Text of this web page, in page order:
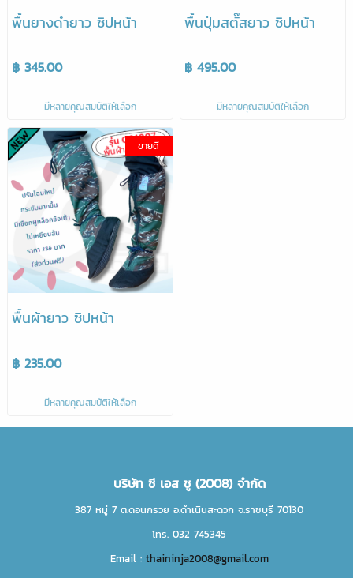
พื้นยางดำยาว ซิปหน้า
฿ 345.00
มีหลายคุณสมบัติให้เลือก
พื้นปุ่มสตั๊สยาว ซิปหน้า
฿ 495.00
มีหลายคุณสมบัติให้เลือก
ขายดี
พื้นผ้ายาว ซิปหน้า
฿ 235.00
มีหลายคุณสมบัติให้เลือก
บริษัท ซี เอส ชู (2008) จำกัด
387 หมู่ 7 ต.ดอนกรวย อ.ดำเนินสะดวก จ.ราชบุรี 70130
โทร. 032 745345
Email : thaininja2008@gmail.com